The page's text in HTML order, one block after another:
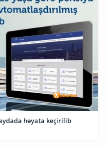
həyata keçirilib